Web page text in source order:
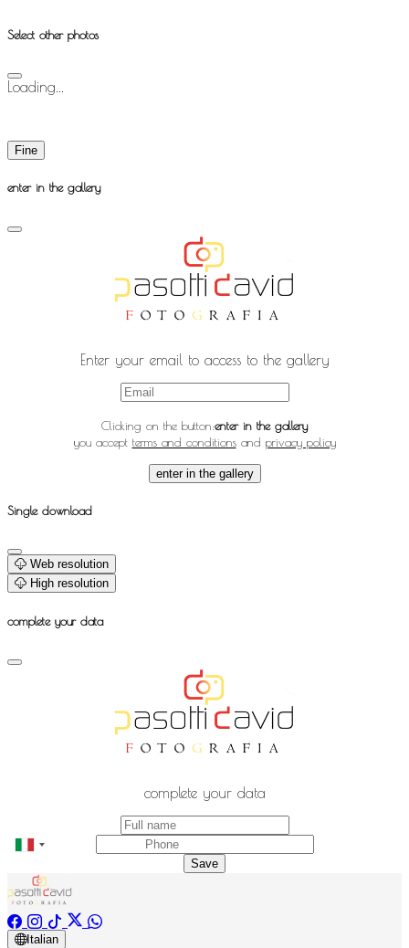
Select other photos
Loading...
Fine
enter in the gallery
Enter your email to access to the gallery
Clicking on the button:enter in the gallery
you accept terms and conditionsand privacy policy
enter in the gallery
Single download
Web resolution
High resolution
complete your data
complete your data
Save
Italian